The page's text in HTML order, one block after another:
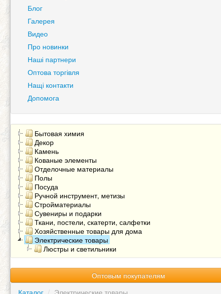
Блог
Галерея
Видео
Про новинки
Наші партнери
Оптова торгівля
Нащі контакти
Допомога
Бытовая химия
Декор
Камень
Кованые элементы
Отделочные материалы
Полы
Посуда
Ручной инструмент, метизы
Стройматериалы
Сувениры и подарки
Ткани, постели, скатерти, салфетки
Хозяйственные товары для дома
Электрические товары
Люстры и светильники
Оптовым покупателям
Каталог / Электрические товары